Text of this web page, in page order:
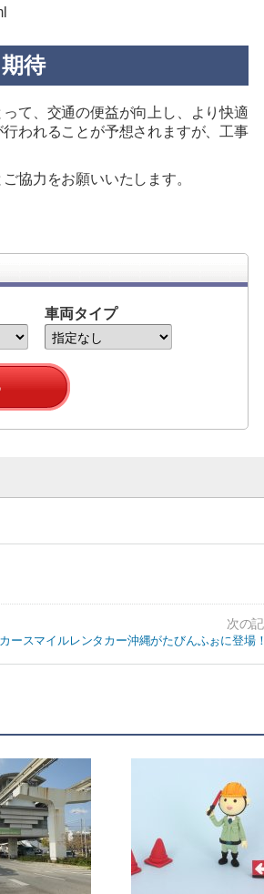
待
て、交通の便益が向上し、より快適
われることが予想されますが、工事
協力をお願いいたします。
車両タイプ
ースマイルレンタカー沖縄がたびんふぉに登場！